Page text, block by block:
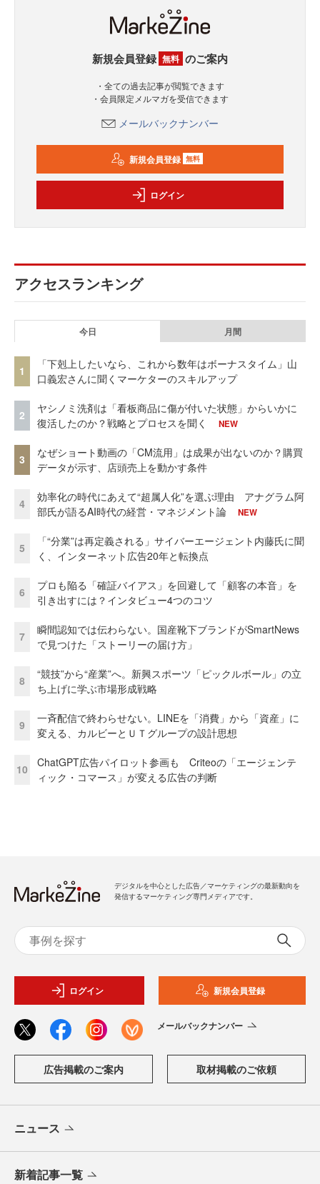
新規会員登録 無料 のご案内
・全ての過去記事が閲覧できます
・会員限定メルマガを受信できます
メールバックナンバー
新規会員登録 無料
ログイン
アクセスランキング
今日 月間
1
「下剋上したいなら、これから数年はボーナスタイム」山
口義宏さんに聞くマーケターのスキルアップ
2
ヤシノミ洗剤は「看板商品に傷が付いた状態」からいかに
復活したのか？戦略とプロセスを聞く
NEW
3
なぜショート動画の「CM流用」は成果が出ないのか？購買
データが示す、店頭売上を動かす条件
4
効率化の時代にあえて“超属人化”を選ぶ理由 アナグラム阿
部氏が語るAI時代の経営・マネジメント論
NEW
5
「“分業”は再定義される」サイバーエージェント内藤氏に聞
く、インターネット広告20年と転換点
6
プロも陥る「確証バイアス」を回避して「顧客の本音」を
引き出すには？インタビュー4つのコツ
7
瞬間認知では伝わらない。国産靴下ブランドがSmartNews
で見つけた「ストーリーの届け方」
8
“競技”から“産業”へ。新興スポーツ「ピックルボール」の立
ち上げに学ぶ市場形成戦略
9
一斉配信で終わらせない。LINEを「消費」から「資産」に
変える、カルビーとＵＴグループの設計思想
10
ChatGPT広告パイロット参画も Criteoの「エージェンテ
ィック・コマース」が変える広告の判断
デジタルを中心とした広告／マーケティングの最新動向を
発信するマーケティング専門メディアです。
ログイン 新規会員登録
メールバックナンバー
広告掲載のご案内 取材掲載のご依頼
ニュース
新着記事一覧